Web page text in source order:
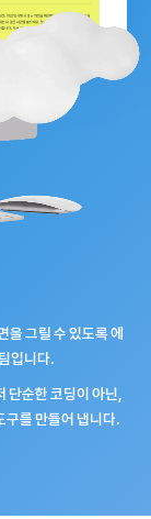
을 그릴 수 있도록 에
입니다.
단순한 코딩이 아닌,
구를 만들어 냅니다.